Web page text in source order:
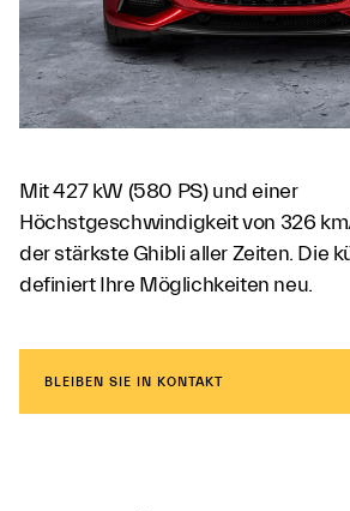
Mit 427 kW (580 PS) und einer
Höchstgeschwindigkeit von 326
der stärkste Ghibli aller Zeiten. Die
definiert Ihre Möglichkeiten neu.
BLEIBEN SIE IN KONTAKT